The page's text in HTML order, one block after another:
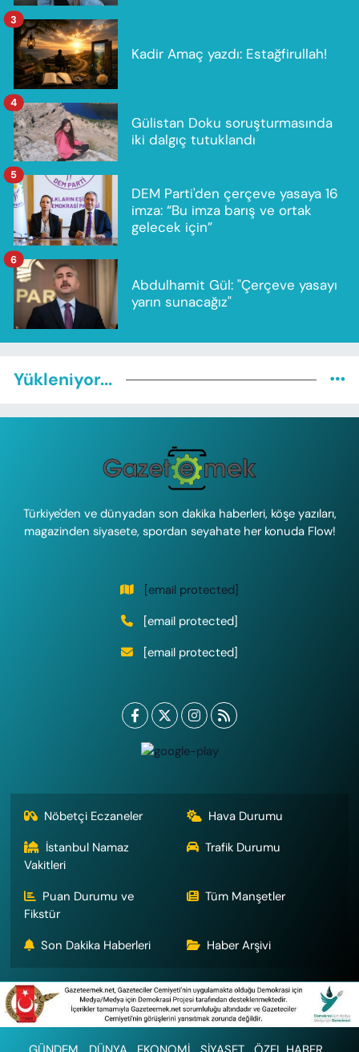
Kadir Amaç yazdı: Estağfirullah!
3
Gülistan Doku soruşturmasında
iki dalgıç tutuklandı
4
DEM Parti'den çerçeve yasaya 16
imza: “Bu imza barış ve ortak
gelecek için”
5
Abdulhamit Gül: "Çerçeve yasayı
yarın sunacağız"
6
Yükleniyor...
Türkiye'den ve dünyadan son dakika haberleri, köşe yazıları,
magazinden siyasete, spordan seyahate her konuda Flow!
[email protected]
[email protected]
[email protected]
Nöbetçi Eczaneler
Hava Durumu
İstanbul Namaz
Vakitleri
Trafik Durumu
Puan Durumu ve
Fikstür
Tüm Manşetler
Son Dakika Haberleri Haber Arşivi